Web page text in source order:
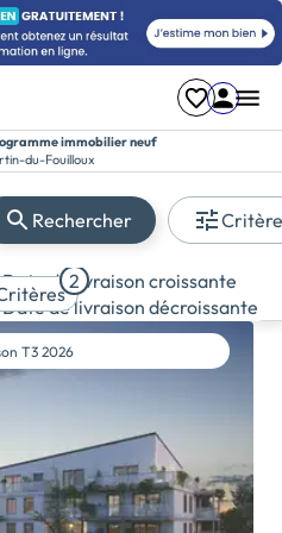
immobilier neuf
du-Fouilloux
Rechercher
2
Date de livraison croissante
Date de livraison décroissante
T3 2026